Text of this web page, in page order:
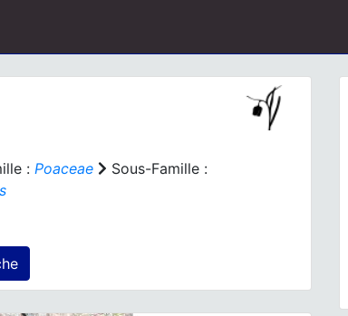
: Poaceae
Sous-Famille :
sur cette fiche